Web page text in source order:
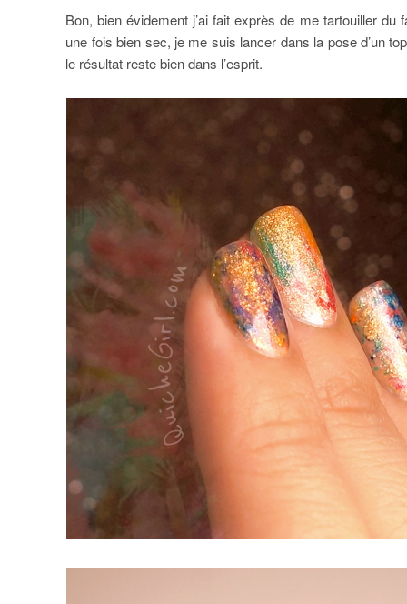
Bon, bien évidement j’ai fait exprès de me tartouiller
une fois bien sec, je me suis lancer dans la pose d’un
le résultat reste bien dans l’esprit.